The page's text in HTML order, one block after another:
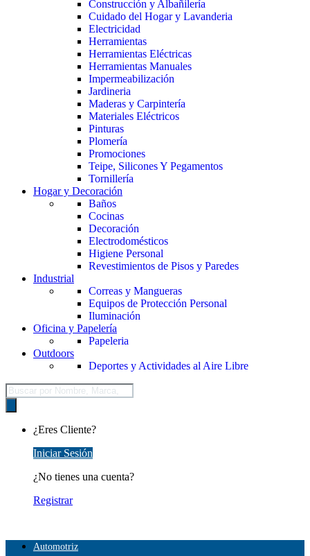
Construcción y Albañilería
Cuidado del Hogar y Lavanderia
Electricidad
Herramientas
Herramientas Eléctricas
Herramientas Manuales
Impermeabilización
Jardineria
Maderas y Carpintería
Materiales Eléctricos
Pinturas
Plomería
Promociones
Teipe, Silicones Y Pegamentos
Tornillería
Hogar y Decoración
Baños
Cocinas
Decoración
Electrodomésticos
Higiene Personal
Revestimientos de Pisos y Paredes
Industrial
Correas y Mangueras
Equipos de Protección Personal
Iluminación
Oficina y Papelería
Papeleria
Outdoors
Deportes y Actividades al Aire Libre
Búsqueda
de
productos
¿Eres Cliente?
Iniciar Sesión
¿No tienes una cuenta?
Registrar
Automotriz